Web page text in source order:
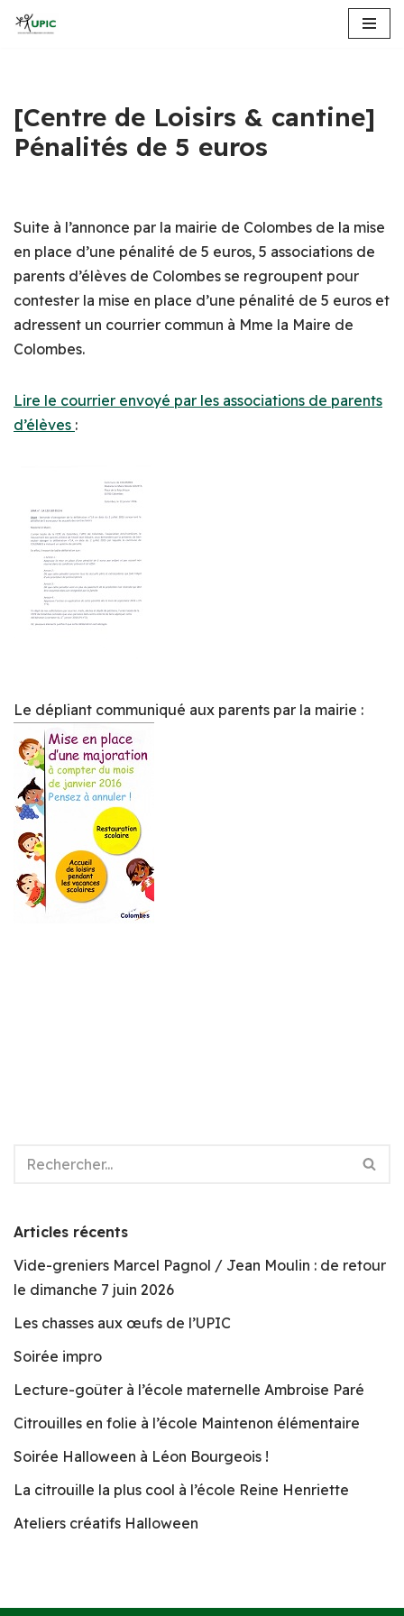
[Centre de Loisirs & cantine]
Pénalités de 5 euros
Suite à l’annonce par la mairie de Colombes de la mise
en place d’une pénalité de 5 euros, 5 associations de
parents d’élèves de Colombes se regroupent pour
contester la mise en place d’une pénalité de 5 euros et
adressent un courrier commun à Mme la Maire de
Colombes.
Lire le courrier envoyé par les associations de parents
d’élèves :
Le dépliant communiqué aux parents par la mairie :
Articles récents
Vide-greniers Marcel Pagnol / Jean Moulin : de retour
le dimanche 7 juin 2026
Les chasses aux œufs de l’UPIC
Soirée impro
Lecture-goûter à l’école maternelle Ambroise Paré
Citrouilles en folie à l’école Maintenon élémentaire
Soirée Halloween à Léon Bourgeois !
La citrouille la plus cool à l’école Reine Henriette
Ateliers créatifs Halloween